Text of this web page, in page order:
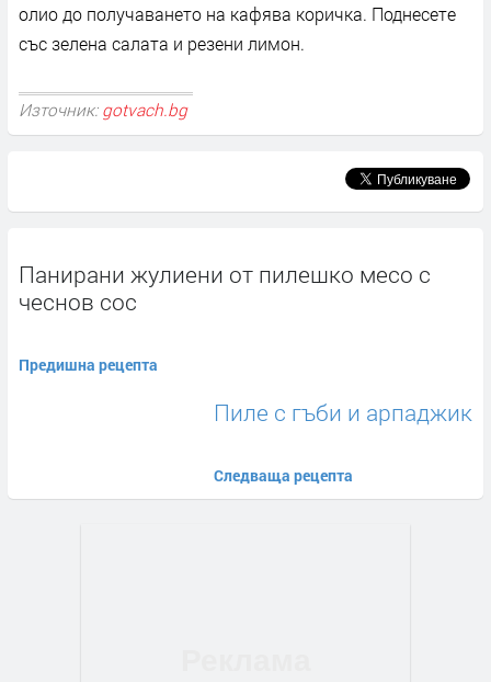
олио до получаването на кафява коричка. Поднесете
със зелена салата и резени лимон.
Източник: gotvach.bg
Панирани жулиени от пилешко месо с
чеснов сос
Предишна рецепта
Пиле с гъби и арпаджик
Следваща рецепта